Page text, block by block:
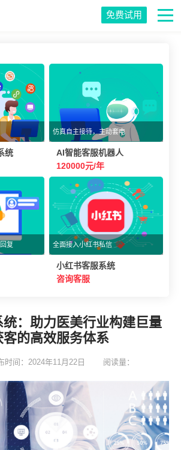
免费试用
统
仿真自主接待，主动套电
AI智能客服机器人
120000元/年
复 全面接入小红书私信
小红书客服系统
咨询客服
：助力医美行业构建巨量
的高效服务体系
时间：2024年11月22日 阅读量：